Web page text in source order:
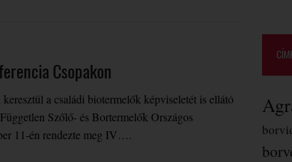
Csopakon
a családi biotermelők képviseletét is ellátó
Szőlő- és Bortermelők Országos
11-én rendezte meg IV….